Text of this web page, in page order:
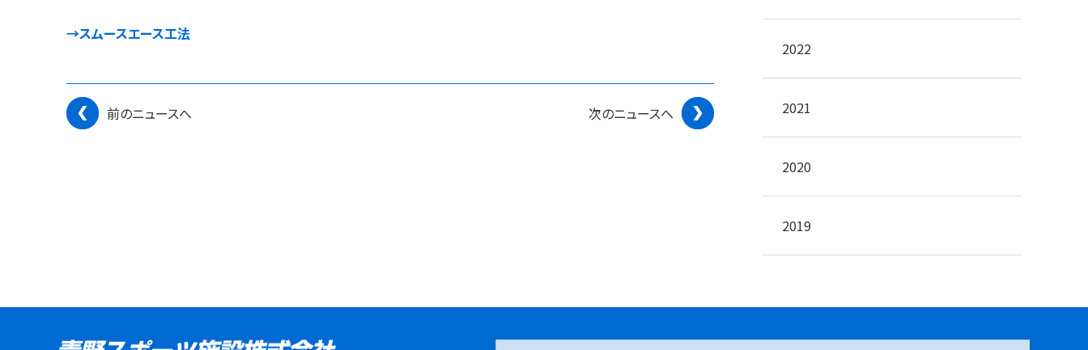
→スムースエース工法
前のニュースへ 次のニュースへ
2022
2021
2020
2019